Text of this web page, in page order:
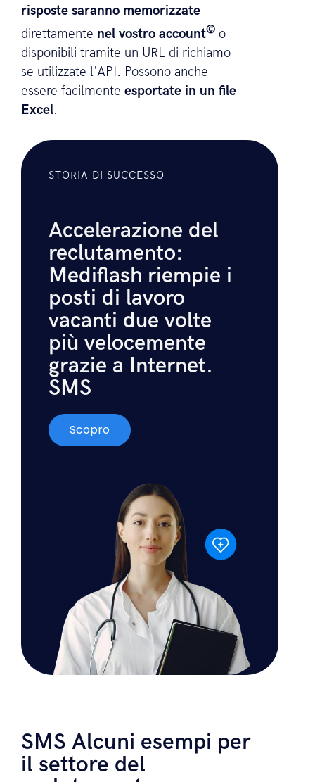
utilizzare l'opzione "messaggio di
risposta"pergestire
automaticamente i feedback dei
vostri candidati.
smsmode Le loro
risposte saranno memorizzate
direttamente
se utilizzate l'API. Possono anche
essere facilmente
STORIA DI SUCCESSO
Accelerazione del
reclutamento:
Mediflash riempie i
posti di lavoro
vacanti due volte
più velocemente
grazie a Internet.